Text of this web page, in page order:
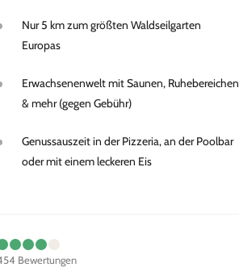
Nur 5 km zum größten Waldseilgarten
Europas
Erwachsenenwelt mit Saunen, Ruhebereichen
& mehr (gegen Gebühr)
Genussauszeit in der Pizzeria, an der Poolbar
oder mit einem leckeren Eis
Bewertungen